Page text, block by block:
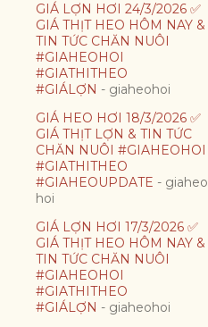
GIÁ LỢN HƠI 24/3/2026 ✅
GIÁ THỊT HEO HÔM NAY &
TIN TỨC CHĂN NUÔI
#GIAHEOHOI
#GIATHITHEO
#GIÁLỢN - giaheohoi
GIÁ HEO HƠI 18/3/2026 ✅
GIÁ THỊT LỢN & TIN TỨC
CHĂN NUÔI #GIAHEOHOI
#GIATHITHEO
#GIAHEOUPDATE - giaheo
hoi
GIÁ LỢN HƠI 17/3/2026 ✅
GIÁ THỊT HEO HÔM NAY &
TIN TỨC CHĂN NUÔI
#GIAHEOHOI
#GIATHITHEO
#GIÁLỢN - giaheohoi